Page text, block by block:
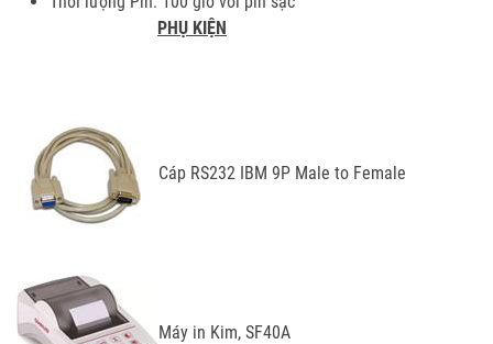
PHỤ KIỆN
Cáp RS232 IBM 9P Male to Female
Máy in Kim, SF40A